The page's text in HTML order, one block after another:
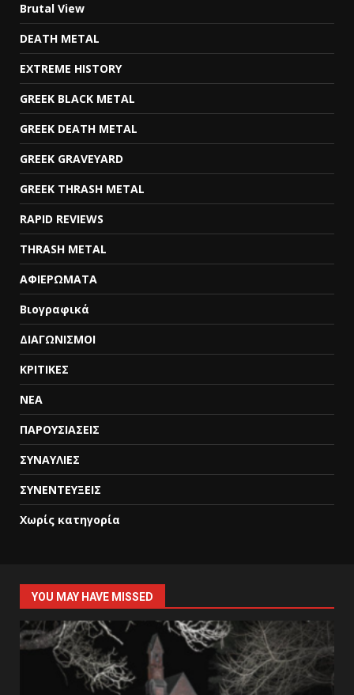
Brutal View
DEATH METAL
EXTREME HISTORY
GREEK BLACK METAL
GREEK DEATH METAL
GREEK GRAVEYARD
GREEK THRASH METAL
RAPID REVIEWS
THRASH METAL
ΑΦΙΕΡΩΜΑΤΑ
Βιογραφικά
ΔΙΑΓΩΝΙΣΜΟΙ
ΚΡΙΤΙΚΕΣ
ΝΕΑ
ΠΑΡΟΥΣΙΑΣΕΙΣ
ΣΥΝΑΥΛΙΕΣ
ΣΥΝΕΝΤΕΥΞΕΙΣ
Χωρίς κατηγορία
YOU MAY HAVE MISSED